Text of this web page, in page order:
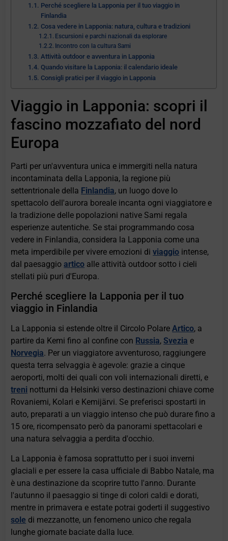
Perché scegliere la Lapponia per il tuo viaggio in
Finlandia
Cosa vedere in Lapponia: natura, cultura e tradizioni
Escursioni e parchi nazionali da esplorare
Incontro con la cultura Sami
Attività outdoor e avventura in Lapponia
Quando visitare la Lapponia: il calendario ideale
Consigli pratici per il viaggio in Lapponia
Viaggio in Lapponia: scopri il
fascino mozzafiato del nord
Europa
Parti per un'avventura unica e immergiti nella natura
incontaminata della Lapponia, la regione più
settentrionale della Finlandia, un luogo dove lo
spettacolo dell'aurora boreale incanta ogni viaggiatore e
la tradizione delle popolazioni native Sami regala
esperienze autentiche. Se stai programmando cosa
vedere in Finlandia, considera la Lapponia come una
meta imperdibile per vivere emozioni diviaggio intense,
dal paesaggioartico alle attività outdoor sotto i cieli
stellati più puri d'Europa.
Perché scegliere la Lapponia per il tuo
viaggio in Finlandia
La Lapponia si estende oltre il Circolo PolareArtico, a
partire da Kemi fino al confine con Russia,Svezia e
Norvegia. Per un viaggiatore avventuroso, raggiungere
questa terra selvaggia è agevole: grazie a cinque
aeroporti, molti dei quali con voli internazionali diretti, e
treni notturni da Helsinki verso destinazioni chiave come
Rovaniemi, Kolari e Kemijärvi. Se preferisci spostarti in
auto, preparati a un viaggio intenso che può durare fino a
15 ore, ricompensato però da panorami spettacolari e
una natura selvaggia a perdita d'occhio.
La Lapponia è famosa soprattutto per i suoi inverni
glaciali e per essere la casa ufficiale di Babbo Natale, ma
è una destinazione da scoprire tutto l'anno. Durante
l'autunno il paesaggio si tinge di colori caldi e dorati,
mentre in primavera e estate potrai goderti il suggestivo
sole di mezzanotte, un fenomeno unico che regala
lunghe giornate baciate dalla luce.